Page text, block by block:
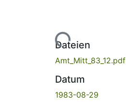
Lade...
Dateien
Amt_Mitt_83_12.pdf
Datum
1983-08-29